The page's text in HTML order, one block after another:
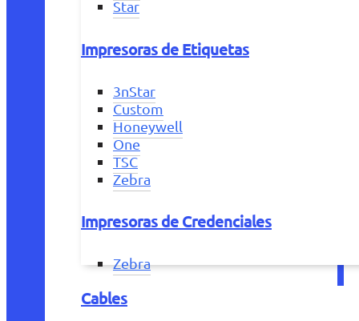
Star
Impresoras de Etiquetas
3nStar
Custom
Honeywell
One
TSC
Zebra
Impresoras de Credenciales
Zebra
Cables